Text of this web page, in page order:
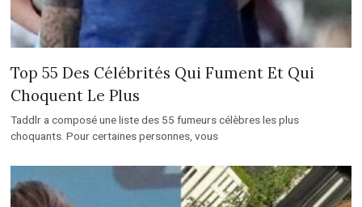
Top 55 Des Célébrités Qui Fument Et Qui
Choquent Le Plus
Taddlr a composé une liste des 55 fumeurs célèbres les plus
choquants. Pour certaines personnes, vous